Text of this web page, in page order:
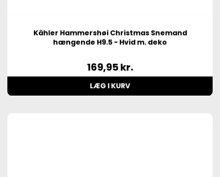
Kähler Hammershøi Christmas Snemand
hængende H9.5 - Hvid m. deko
169,95kr.
LÆG I KURV